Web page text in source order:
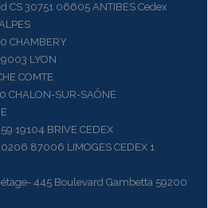
30751 06605 ANTIBES Cedex
LYON
COMTE
SUR-SAÔNE
19104 BRIVE CEDEX
87006 LIMOGES CEDEX 1
445 Boulevard Gambetta 59200